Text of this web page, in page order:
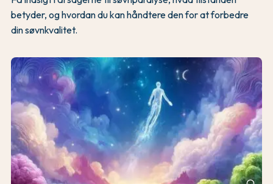
betyder, og hvordan du kan håndtere den for at forbedre
din søvnkvalitet.